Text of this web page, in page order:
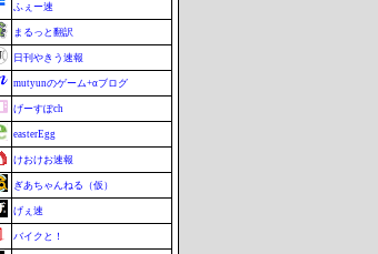
ふぇー速
まるっと翻訳
日刊やきう速報
mutyunのゲーム+αブログ
げーすぽch
easterEgg
けおけお速報
ぎあちゃんねる（仮）
げぇ速
バイクと！